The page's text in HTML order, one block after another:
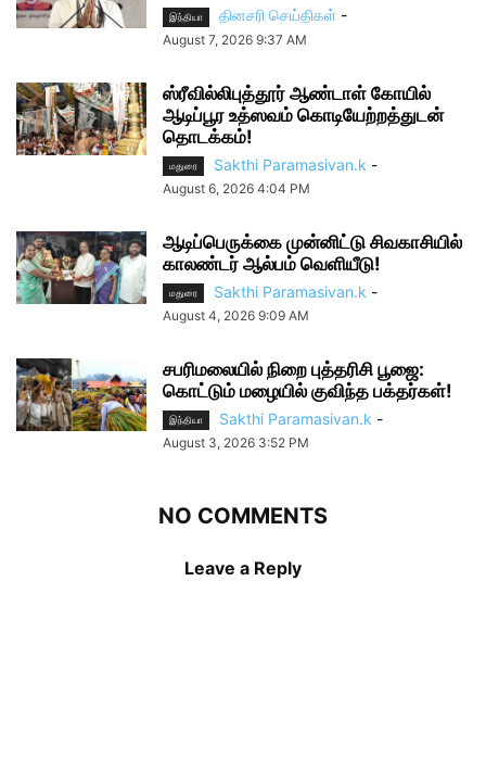
இந்தியா தினசரி செய்திகள் -
August 7, 2026 9:37 AM
ஸ்ரீவில்லிபுத்தூர் ஆண்டாள் கோயில்
ஆடிப்பூர உத்ஸவம் கொடியேற்றத்துடன்
தொடக்கம்!
மதுரை Sakthi Paramasivan.k -
August 6, 2026 4:04 PM
ஆடிப்பெருக்கை முன்னிட்டு சிவகாசியில்
காலண்டர் ஆல்பம் வெளியீடு!
மதுரை Sakthi Paramasivan.k -
August 4, 2026 9:09 AM
சபரிமலையில் நிறை புத்தரிசி பூஜை:
கொட்டும் மழையில் குவிந்த பக்தர்கள்!
இந்தியா Sakthi Paramasivan.k -
August 3, 2026 3:52 PM
NO COMMENTS
Leave a Reply